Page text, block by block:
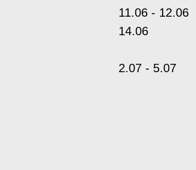
11.06 - 12.06
14.06
2.07 - 5.07